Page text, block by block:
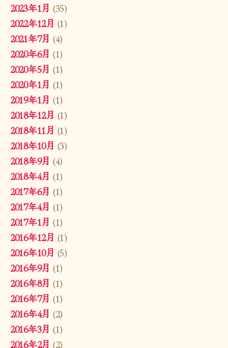
2023年1月 (35)
2022年12月 (1)
2021年7月 (4)
2020年6月 (1)
2020年5月 (1)
2020年1月 (1)
2019年1月 (1)
2018年12月 (1)
2018年11月 (1)
2018年10月 (3)
2018年9月 (4)
2018年4月 (1)
2017年6月 (1)
2017年4月 (1)
2017年1月 (1)
2016年12月 (1)
2016年10月 (5)
2016年9月 (1)
2016年8月 (1)
2016年7月 (1)
2016年4月 (2)
2016年3月 (1)
2016年2月 (2)